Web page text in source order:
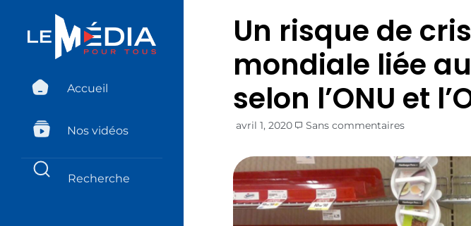
Accueil
Nos vidéos
Un risque de
mondiale liée
selon l’ONU et
avril 1, 2020 Sans commentaires